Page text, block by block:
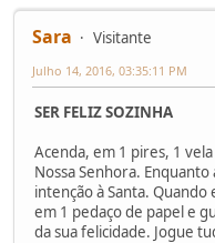
Sara Visitante
Julho 14, 2016, 03:35:11 PM
SER FELIZ SOZINHA
Acenda, em 1 pires, 1
Nossa Senhora.
intenção à Santa.
em 1 pedaço de papel e
da sua felicidade. Jogue